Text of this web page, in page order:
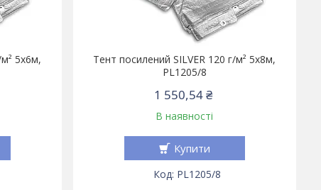
5х6м,
Тент посилений SILVER 120 г/м² 5х8м,
PL1205/8
1 550,54 ₴
В наявності
Купити
PL1205/8